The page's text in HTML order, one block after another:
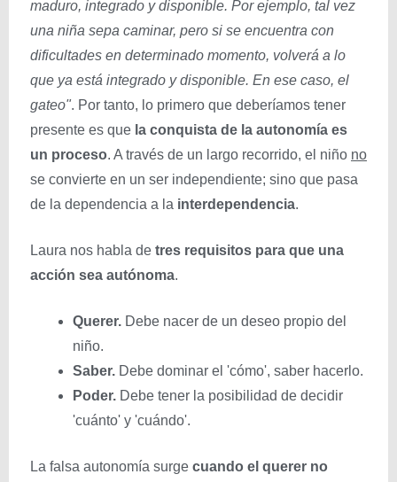
maduro, integrado y disponible. Por ejemplo, tal vez
una niña sepa caminar, pero si se encuentra con
dificultades en determinado momento, volverá a lo
que ya está integrado y disponible. En ese caso, el
gateo". Por tanto, lo primero que deberíamos tener
presente es que la conquista de la autonomía es
un proceso. A través de un largo recorrido, el niño no
se convierte en un ser independiente; sino que pasa
de la dependencia a la interdependencia.
Laura nos habla de tres requisitos para que una
acción sea autónoma.
Querer. Debe nacer de un deseo propio del
niño.
Saber. Debe dominar el 'cómo', saber hacerlo.
Poder. Debe tener la posibilidad de decidir
'cuánto' y 'cuándo'.
La falsa autonomía surge cuando el querer no